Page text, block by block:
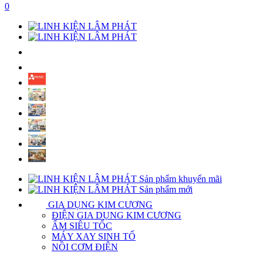
0
Sản phẩm khuyến mãi
Sản phẩm mới
GIA DỤNG KIM CƯƠNG
ĐIỆN GIA DỤNG KIM CƯƠNG
ẤM SIÊU TỐC
MÁY XAY SINH TỐ
NỒI CƠM ĐIỆN